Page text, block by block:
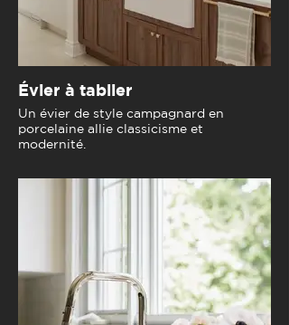
Évier à tablier
Un évier de style campagnard en
porcelaine allie classicisme et
modernité.